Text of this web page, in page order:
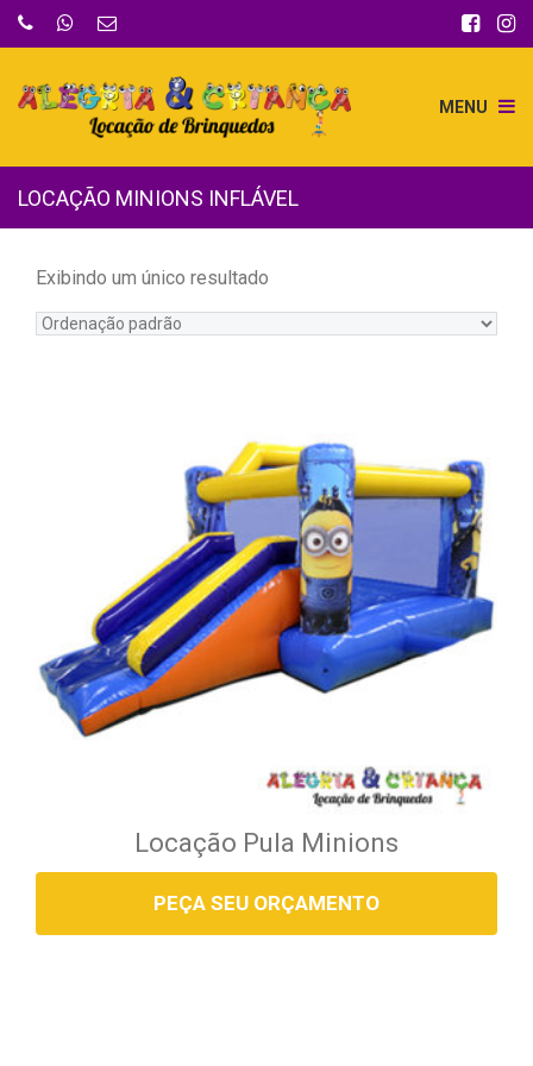
MENU
LOCAÇÃO MINIONS INFLÁVEL
Exibindo um único resultado
Locação Pula Minions
PEÇA SEU ORÇAMENTO